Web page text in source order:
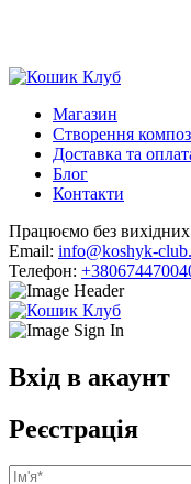
Магазин
Створення
Доставка та
Блог
Контакти
Працюємо без вихідних
Email: info@koshyk-
Телефон:
Вхід в акаунт
Реєстрація